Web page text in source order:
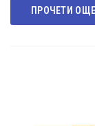
ПРОЧЕТИ ОЩЕ